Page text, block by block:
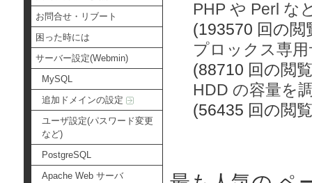
お問合せ・リブート
困った時には
サーバー設定(Webmin)
MySQL
追加ドメインの設定
ユーザ設定(パスワード変更
など)
PostgreSQL
Apache Web サーバ
PHP や Perl な
(193570 回の閲
プロックス専
(88710 回の閲
HDD の容量を
(56435 回の閲